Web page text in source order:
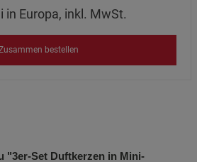
Europa, inkl. MwSt.
bestellen
"3er-Set Duftkerzen in Mini-